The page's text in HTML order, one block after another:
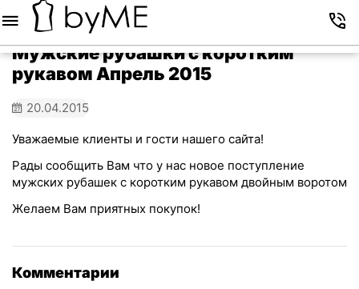
Мужские рубашки с коротким
рукавом Апрель 2015
20.04.2015
Уважаемые клиенты и гости нашего сайта!
Рады сообщить Вам что у нас новое поступление
мужских рубашек с коротким рукавом двойным воротом
Желаем Вам приятных покупок!
Комментарии
Меню Корзина Контакты